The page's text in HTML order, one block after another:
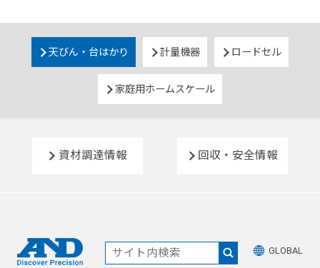
天びん・台はかり 計量機器 ロードセル
家庭用ホームスケール
資材調達情報 回収・安全情報
GLOBAL